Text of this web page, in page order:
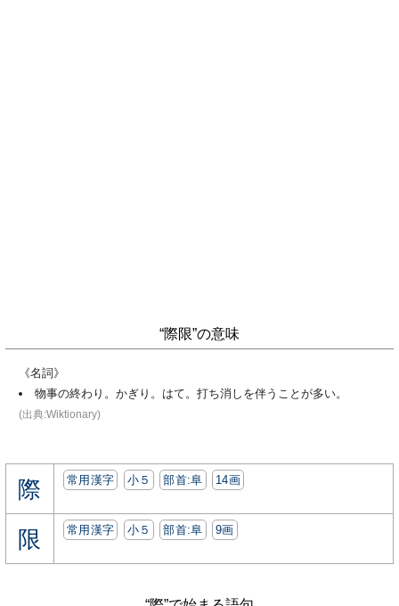
“際限”の意味
《名詞》
物事の終わり。かぎり。はて。打ち消しを伴うことが多い。
(出典:Wiktionary)
際 常用漢字 小５ 部首:⾩ 14画
限 常用漢字 小５ 部首:⾩ 9画